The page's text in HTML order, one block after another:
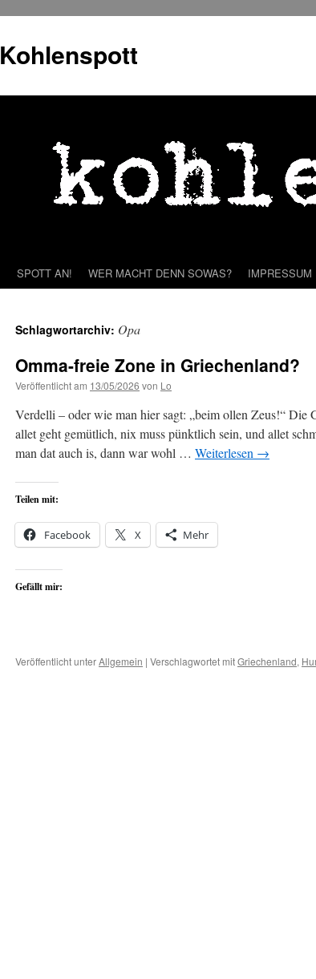
springen
Kohlenspott
SPOTT AN! WER MACHT DENN SOWAS? IMPRESSUM
Schlagwortarchiv: Opa
Omma-freie Zone in Griechenland?
Veröffentlicht am 13/05/2026 von Lo
Verdelli – oder wie man hier sagt: „beim ollen Zeus!“ Die
allet geht gemütlich, nix muss pünktlich sein, und allet
man dat auch is, dann war wohl … Weiterlesen →
Teilen mit:
Facebook X Mehr
Gefällt mir:
Veröffentlicht unterAllgemein | Verschlagwortet mitGriechenland,